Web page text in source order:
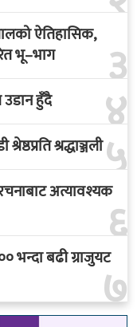
३
ऐतिहासिक,
भू–भाग
४
उडान हुँदै
५
श्रद्धाञ्जली
६
अत्यावश्यक
७
भन्दा बढी ग्राजुयट